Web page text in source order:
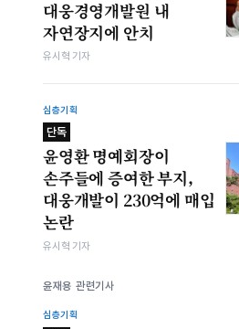
대웅경영개발원 내
자연장지에 안치
유시혁 기자
심층기획
단독
윤영환 명예회장이
손주들에 증여한 부지,
대웅개발이 230억에 매입
논란
유시혁 기자
윤재용 관련기사
심층기획